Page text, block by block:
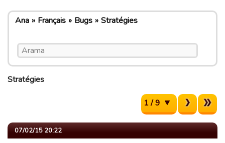
Ana Français Bugs Stratégies
Stratégies
1 / 9
07/02/15 20:22